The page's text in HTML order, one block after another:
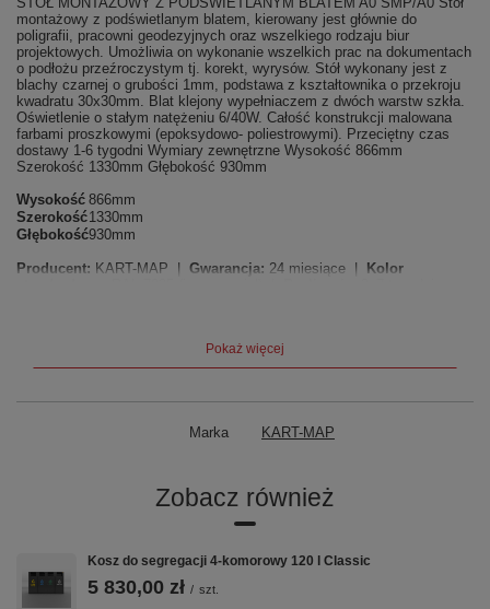
montażowy z podświetlanym blatem, kierowany jest głównie do
poligrafii, pracowni geodezyjnych oraz wszelkiego rodzaju biur
projektowych. Umożliwia on wykonanie wszelkich prac na dokumentach
o podłożu przeźroczystym tj. korekt, wyrysów. Stół wykonany jest z
blachy czarnej o grubości 1mm, podstawa z kształtownika o przekroju
kwadratu 30x30mm. Blat klejony wypełniaczem z dwóch warstw szkła.
Oświetlenie o stałym natężeniu 6/40W. Całość konstrukcji malowana
farbami proszkowymi (epoksydowo- poliestrowymi). Przeciętny czas
dostawy 1-6 tygodni Wymiary zewnętrzne Wysokość 866mm
Szerokość 1330mm Głębokość 930mm
Wysokość 866mm
Szerokość1330mm
Głębokość930mm
Producent: KART-MAP | Gwarancja: 24 miesiące | Kolor
Pokaż więcej
Marka KART-MAP
Zobacz również
Kosz do segregacji 4-komorowy 120 l Classic
5 830,00 zł / szt.